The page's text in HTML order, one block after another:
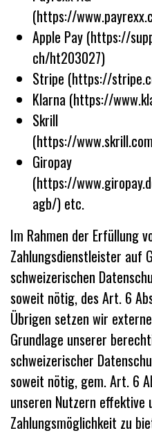
(https://
Apple Pay (https://
ch/ht203027)
Stripe (https://
Klarna (https://
Skrill
(https://
Giropay
(https://
agb/) etc.
Im Rahmen der Erfüllung
Zahlungsdienstleister auf
schweizerischen
soweit nötig, des Art. 6
Übrigen setzen wir
Grundlage unserer
schweizerischer
soweit nötig, gem. Art. 6
unseren Nutzern effektive
Zahlungsmöglichkeit zu